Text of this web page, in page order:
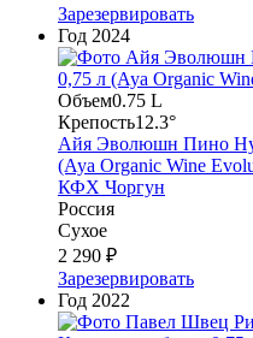
Зарезервировать
Год 2024
Объем0.75 L
Крепость12.3°
Айя Эволюшн Пино
(Aya Organic Wine
КФХ Чоргун
Россия
Сухое
2 290 ₽
Зарезервировать
Год 2022